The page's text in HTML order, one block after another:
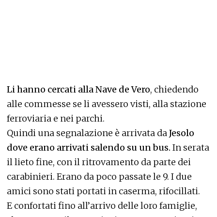
Li hanno cercati alla Nave de Vero, chiedendo
alle commesse se li avessero visti, alla stazione
ferroviaria e nei parchi.
Quindi una segnalazione è arrivata daJesolo
dove erano arrivati salendo su un bus. In serata
il lieto fine, con il ritrovamento da parte dei
carabinieri. Erano da poco passate le 9. I due
amici sono stati portati in caserma, rifocillati.
E confortati fino all’arrivo delle loro famiglie,